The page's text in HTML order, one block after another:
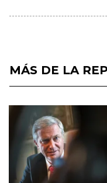
MÁS DE LA